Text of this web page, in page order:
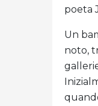
poeta
Un
noto,